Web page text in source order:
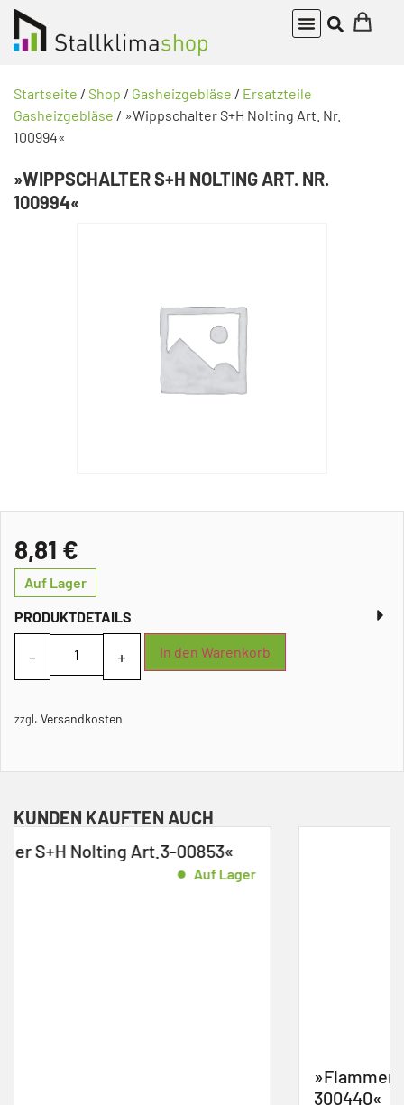
Startseite / Shop / Gasheizgebläse / Ersatzteile
Gasheizgebläse / »Wippschalter S+H Nolting Art. Nr.
100994«
»WIPPSCHALTER S+H NOLTING ART. NR.
100994«
8,81 €
Auf Lager
PRODUKTDETAILS
In den Warenkorb
zzgl. Versandkosten
KUNDEN KAUFTEN AUCH
»Flammenwächter-Set S+H Nolting Art.